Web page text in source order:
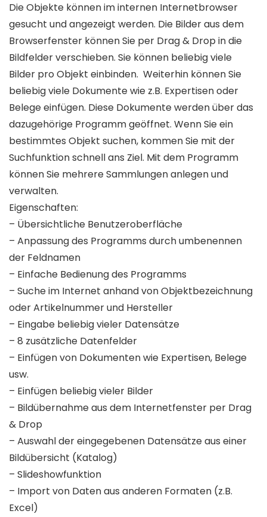
Die Objekte können im internen Internetbrowser
gesucht und angezeigt werden. Die Bilder aus dem
Browserfenster können Sie per Drag & Drop in die
Bildfelder verschieben. Sie können beliebig viele
Bilder pro Objekt einbinden. Weiterhin können Sie
beliebig viele Dokumente wie z.B. Expertisen oder
Belege einfügen. Diese Dokumente werden über das
dazugehörige Programm geöffnet. Wenn Sie ein
bestimmtes Objekt suchen, kommen Sie mit der
Suchfunktion schnell ans Ziel. Mit dem Programm
können Sie mehrere Sammlungen anlegen und
verwalten.
Eigenschaften:
– Übersichtliche Benutzeroberfläche
– Anpassung des Programms durch umbenennen
der Feldnamen
– Einfache Bedienung des Programms
– Suche im Internet anhand von Objektbezeichnung
oder Artikelnummer und Hersteller
– Eingabe beliebig vieler Datensätze
– 8 zusätzliche Datenfelder
– Einfügen von Dokumenten wie Expertisen, Belege
usw.
– Einfügen beliebig vieler Bilder
– Bildübernahme aus dem Internetfenster per Drag
& Drop
– Auswahl der eingegebenen Datensätze aus einer
Bildübersicht (Katalog)
– Slideshowfunktion
– Import von Daten aus anderen Formaten (z.B.
Excel)